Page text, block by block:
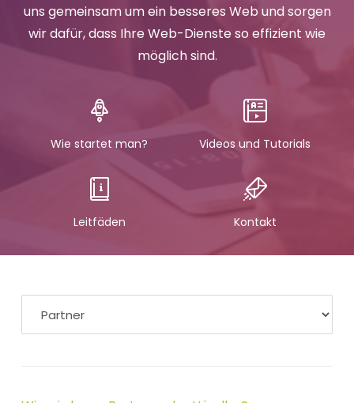
uns gemeinsam um ein besseres Web und sorgen
wir dafür, dass Ihre Web-Dienste so effizient wie
möglich sind.
Wie startet man? Videos und Tutorials
Leitfäden Kontakt